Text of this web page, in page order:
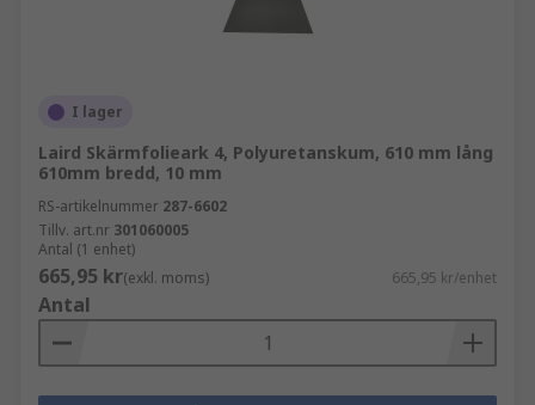
I lager
Laird Skärmfolieark 4, Polyuretanskum, 610 mm lång
610mm bredd, 10 mm
RS-artikelnummer 287-6602
Tillv. art.nr 301060005
Antal (1 enhet)
665,95 kr(exkl. moms) 665,95 kr/enhet
Antal